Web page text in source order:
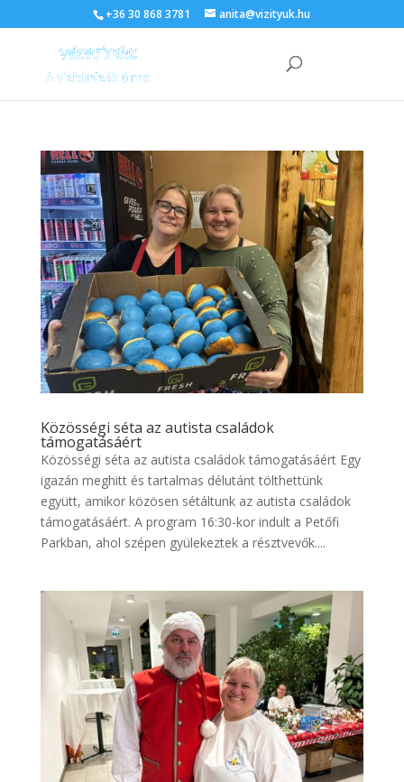
+36 30 868 3781 anita@vizityuk.hu
Közösségi séta az autista családok
támogatásáért
Közösségi séta az autista családok támogatásáért Egy
igazán meghitt és tartalmas délutánt tölthettünk
együtt, amikor közösen sétáltunk az autista családok
támogatásáért. A program 16:30-kor indult a Petőfi
Parkban, ahol szépen gyülekeztek a résztvevők....